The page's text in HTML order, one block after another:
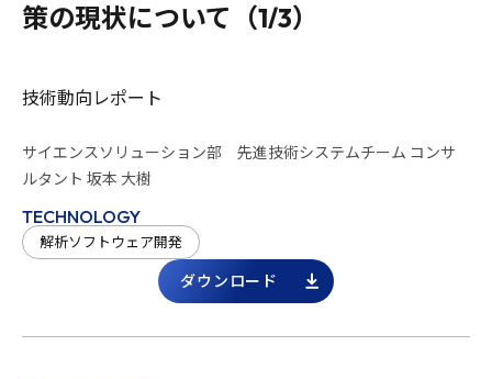
策の現状について（1/3）
技術動向レポート
サイエンスソリューション部 先進技術システムチーム コンサ
ルタント 坂本 大樹
TECHNOLOGY
解析ソフトウェア開発
ダウンロード